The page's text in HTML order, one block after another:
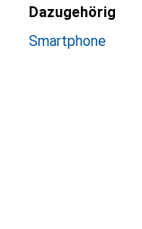
Dazugehörig
Smartphone